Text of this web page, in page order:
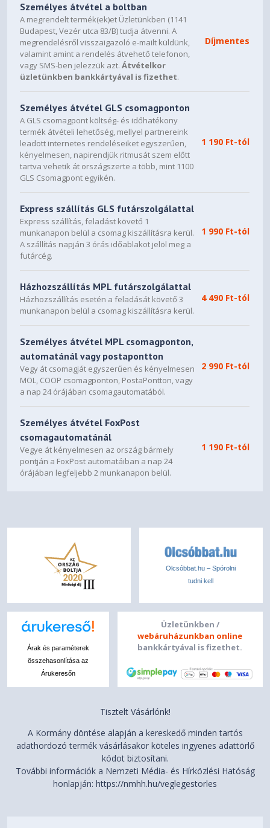
Bluetooth
Igen
Webkamera
Igen
Egyéb
Szín
Platinum White
Család
ROG Zephyrus G16
Súly
2 kg
Háttérvilágítású billentyűzet
Igen
Személyes átvétel a boltban
A megrendelt termék(ek)et Üzletünkben (1141
Budapest, Vezér utca 83/B) tudja átvenni. A
megrendelésről visszaigazoló e-mailt küldünk,
valamint amint a rendelés átvehető telefonon,
vagy SMS-ben jelezzük azt.Átvételkor
üzletünkben bankkártyával is fizethet.
Díjmentes
Személyes átvétel GLS csomagponton
A GLS csomagpont költség- és időhatékony
termék átvételi lehetőség, mellyel partnereink
leadott internetes rendeléseiket egyszerűen,
kényelmesen, napirendjük ritmusát szem előtt
tartva vehetik át országszerte a több, mint 1100
GLS Csomagpont egyikén.
1 190 Ft-tól
Express szállítás GLS futárszolgálattal
Express szállítás, feladást követő 1
munkanapon belül a csomag kiszállításra kerül.
A szállítás napján 3 órás időablakot jelöl meg a
futárcég.
1 990 Ft-tól
Házhozszállítás MPL futárszolgálattal
Házhozszállítás esetén a feladását követő 3
munkanapon belül a csomag kiszállításra kerül.
4 490 Ft-tól
Személyes átvétel MPL csomagponton,
automatánál vagy postapontton
Vegy át csomagját egyszerűen és kényelmesen
MOL, COOP csomagponton, PostaPontton, vagy
a nap 24 órájában csomagautomatából.
2 990 Ft-tól
Személyes átvétel FoxPost
csomagautomatánál
Vegye át kényelmesen az ország bármely
pontján a FoxPost automatáiban a nap 24
órájában legfeljebb 2 munkanapon belül.
1 190 Ft-tól
Olcsóbbat.hu – Spórolni
tudni kell
Árak és paraméterek
összehasonlítása az
Árukeresőn
Üzletünkben /
webáruházunkban online
bankkártyával is fizethet.
Tisztelt Vásárlónk!
A Kormány döntése alapján a kereskedő minden tartós
adathordozó termék vásárlásakor köteles ingyenes adattörlő
kódot biztosítani.
További információk a Nemzeti Média- és Hírközlési Hatóság
honlapján: https://nmhh.hu/veglegestorles